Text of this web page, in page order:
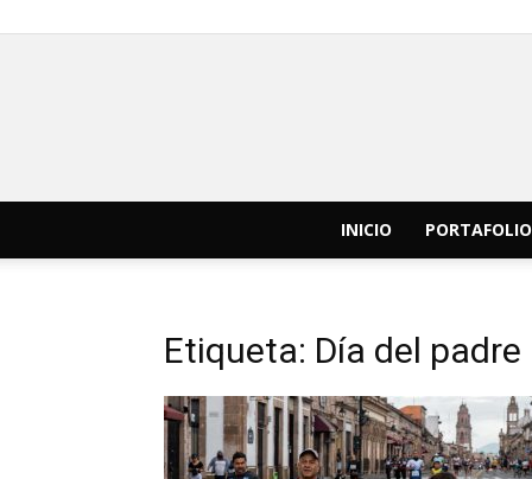
INICIO PORTAFOLIO
Etiqueta: Día del padre